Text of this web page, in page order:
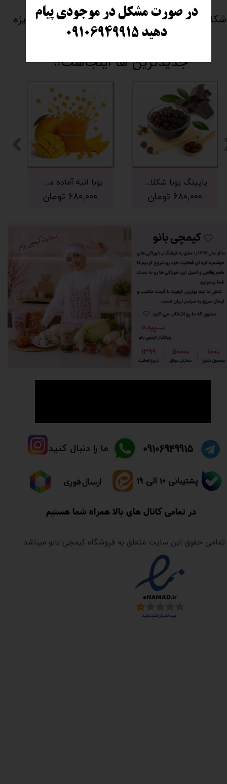
شکلات تنقلات ترش و چالشی تخفیفی ویژه
بوبا انبه آماده مصرف 500 گرم
۶۸۰,۰۰۰ تومان
پاپینگ بوبا شکلات 500 گرم
۶۸۰,۰۰۰ تومان
جدیدترین ها اینجاست!!
تمامی حقوق این سایت متعلق به فروشگاه کیمچی بانو میباشد.
ما را دنبال کنید ​09106949915
ارسال فوری پشتیبانی 10 الی 19
در تمامی کانال های بالا همراه شما هستیم
در صورت مشکل در موجودی پیام
دهید